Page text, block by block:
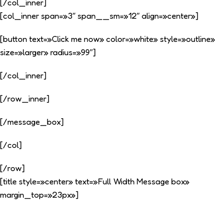
[/col_inner]
[col_inner span=»3″ span__sm=»12″ align=»center»]
[button text=»Click me now» color=»white» style=»outline»
size=»larger» radius=»99″]
[/col_inner]
[/row_inner]
[/message_box]
[/col]
[/row]
[title style=»center» text=»Full Width Message box»
margin_top=»23px»]